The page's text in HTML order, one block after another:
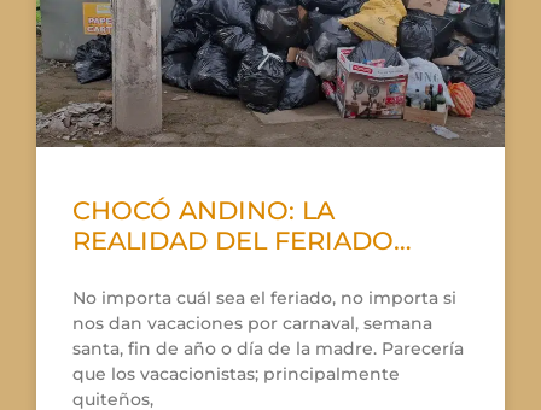
CHOCÓ ANDINO: LA
REALIDAD DEL FERIADO…
No importa cuál sea el feriado, no importa si
nos dan vacaciones por carnaval, semana
santa, fin de año o día de la madre. Parecería
que los vacacionistas; principalmente
quiteños,